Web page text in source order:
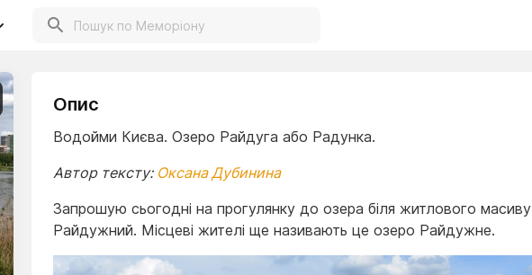
Опис
Водойми Києва. Озеро Райдуга або Радунка.
Автор тексту: Оксана Дубинина
Запрошую сьогодні на прогулянку до озера біля житлового масиву
Райдужний. Місцеві жителі ще називають це озеро Райдужне.